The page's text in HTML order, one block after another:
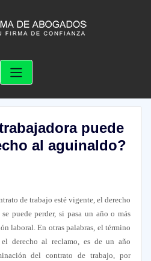
puede
al aguinaldo?
de trabajo esté vigente, el derecho
puede perder, si pasa un año o más
laboral. En otras palabras, el término
derecho al reclamo, es de un año
del contrato de trabajo, por